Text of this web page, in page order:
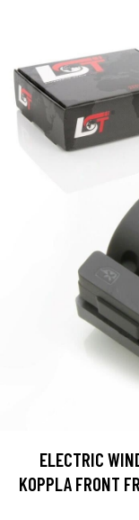
ELECTRIC
KOPPLA FRONT